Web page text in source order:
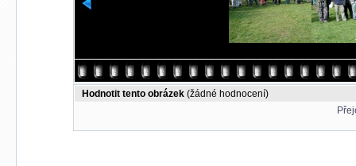
Hodnotit tento obrázek(žádné hodnocení)